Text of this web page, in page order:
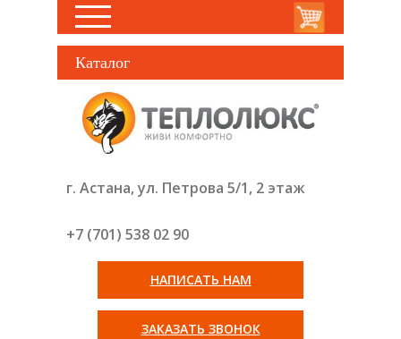
Каталог
г. Астана, ул. Петрова 5/1, 2 этаж
+7 (701) 538 02 90
НАПИСАТЬ НАМ
ЗАКАЗАТЬ ЗВОНОК